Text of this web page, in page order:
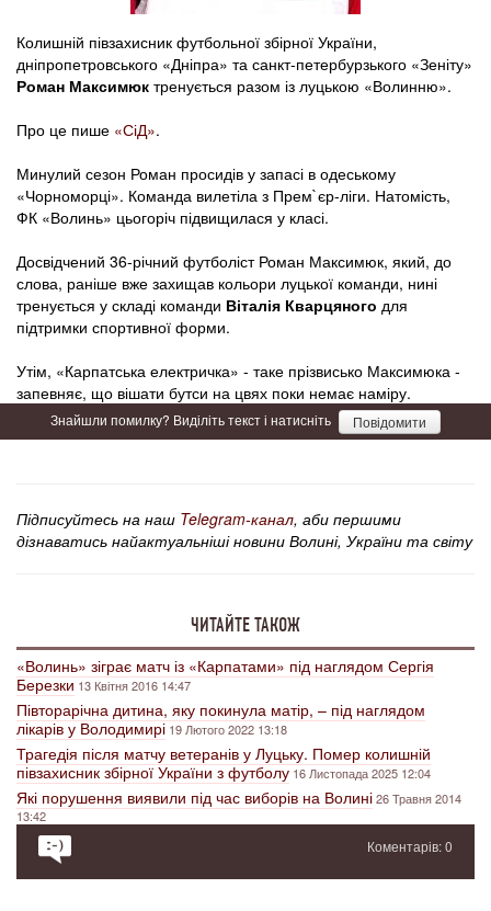
Колишній півзахисник футбольної збірної України,
дніпропетровського «Дніпра» та санкт-петербурзького «Зеніту»
Роман Максимюк тренується разом із луцькою «Волинню».
Про це пише «СіД».
Минулий сезон Роман просидів у запасі в одеському
«Чорноморці». Команда вилетіла з Прем`єр-ліги. Натомість,
ФК «Волинь» цьогоріч підвищилася у класі.
Досвідчений 36-річний футболіст Роман Максимюк, який, до
слова, раніше вже захищав кольори луцької команди, нині
тренується у складі команди Віталія Кварцяного для
підтримки спортивної форми.
Утім, «Карпатська електричка» - таке прізвисько Максимюка -
запевняє, що вішати бутси на цвях поки немає наміру.
Знайшли помилку? Виділіть текст і натисніть Повідомити
Підписуйтесь на наш Telegram-канал, аби першими
дізнаватись найактуальніші новини Волині, України та світу
ЧИТАЙТЕ ТАКОЖ
«Волинь» зіграє матч із «Карпатами» під наглядом Сергія
Березки 13 Квітня 2016 14:47
Півторарічна дитина, яку покинула матір, – під наглядом
лікарів у Володимирі 19 Лютого 2022 13:18
Трагедія після матчу ветеранів у Луцьку. Помер колишній
півзахисник збірної України з футболу 16 Листопада 2025 12:04
Які порушення виявили під час виборів на Волині26 Травня 2014
13:42
Коментарів: 0